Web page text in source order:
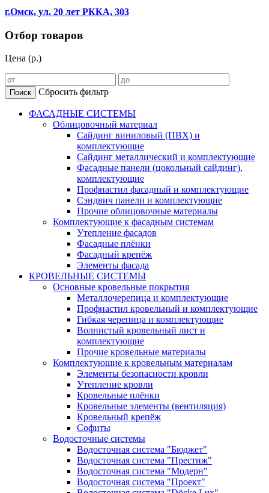
г.Омск, ул. 20 лет РККА, 303
Отбор товаров
Цена (р.)
Поиск Сбросить фильтр
ФАСАДНЫЕ СИСТЕМЫ
Облицовочный материал
Сайдинг виниловый (ПВХ) и
комплектующие
Сайдинг металлический и комплектующие
Фасадные панели (цокольный сайдинг),
комплектующие
Профнастил фасадный и комплектующие
Сэндвич панели и комплектующие
Прочие облицовочные материалы
Комплектующие к фасадным системам
Утепление фасадов
Фасадные плёнки
Фасадный крепёж
Элементы фасада
КРОВЕЛЬНЫЕ СИСТЕМЫ
Основные кровельные покрытия
Металлочерепица и комплектующие
Профнастил кровельный и комплектующие
Гибкая черепица и комплектующие
Волнистый кровельный лист и
комплектующие
Прочие кровельные материалы
Комплектующие к кровельным материалам
Элементы безопасности кровли
Утепление кровли
Кровельные плёнки
Кровельные элементы (вентиляция)
Кровельный крепёж
Софиты
Водосточные системы
Водосточная система "Бюджет"
Водосточная система "Престиж"
Водосточная система "Модерн"
Водосточная система "Проект"